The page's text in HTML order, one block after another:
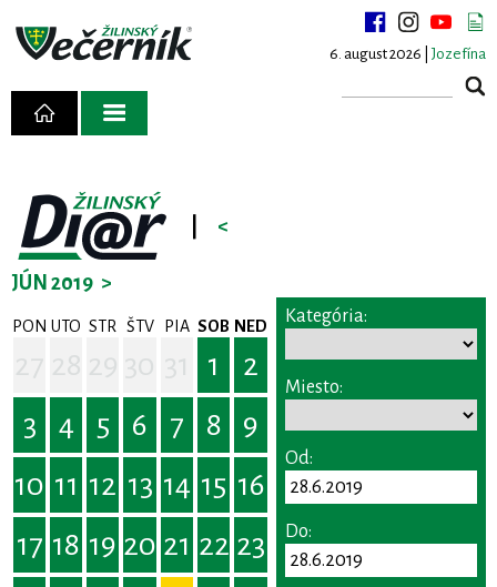
6. august 2026 | Jozefína
<
JÚN 2019 >
PON UTO STR ŠTV PIA SOB NED
1
2
3
4 5 6 7 8
9
10 11 12 13 14 15 16
17 18 19 20 21 22 23
Kategória:
Miesto:
Od:
Do: